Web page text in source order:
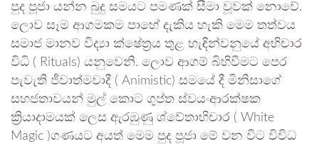
පුද පූජා යන්න බුදු සමයට පමණක් සීමා වූවක් නොවේ.
ලොව සෑම ආගමකම පාහේ දැකිය හැකි මෙම තත්වය
සමාජ මානව විද්‍යා ක්ෂේත්‍රය තුළ හැඳින්වනුයේ අභිචාර
විධි ( Rituals) යනුවෙනි. ලොව ආගම් බිහිවීමට පෙර
පැවැති ජීවාත්මවාදී ( Animistic) සමයේ දී මිනිසාගේ
සහජතාවයන් මුල් කොට ගුප්ත ස්වයංආරක්ෂක
ක්‍රියාදාමයක් ලෙස ඇරඹුණු ශ්වේතාභිචාර ( White
Magic )ගණයට අයත් මෙම පුද පූජා මේ වන විට විවිධ